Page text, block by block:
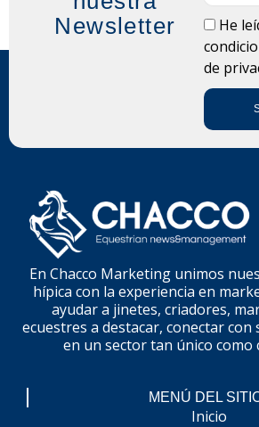
Newsletter
LOPD
He
de
En Chacco Marketing unimos
hípica con la experiencia en
ayudar a jinetes, criadores,
ecuestres a destacar, conectar con
en un sector tan único como
MENÚ DEL
Inicio